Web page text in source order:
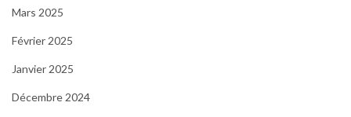
Mars 2025
Février 2025
Janvier 2025
Décembre 2024